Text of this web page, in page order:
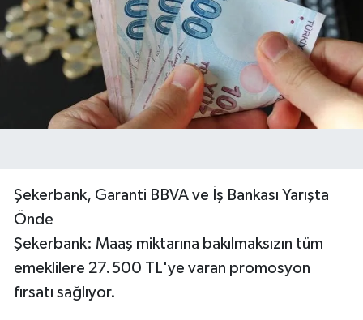
Şekerbank, Garanti BBVA ve İş Bankası Yarışta
Önde
Şekerbank: Maaş miktarına bakılmaksızın tüm
emeklilere 27.500 TL'ye varan promosyon
fırsatı sağlıyor.